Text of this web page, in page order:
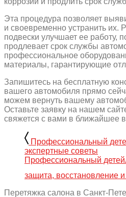
Эта процедура позволяет
и своевременно устранить их.
подвески улучшает ее работу,
продлевает срок службы
профессиональное
материалы, гарантирующие
Запишитесь на бесплатную
вашего автомобиля прямо
можем вернуть вашему
Оставьте заявку на нашем
свяжется с вами в ближайшее
Профессиональный
экспертные советы
Профессиональный
защита, восстановление и
Перетяжка салона в Санкт-